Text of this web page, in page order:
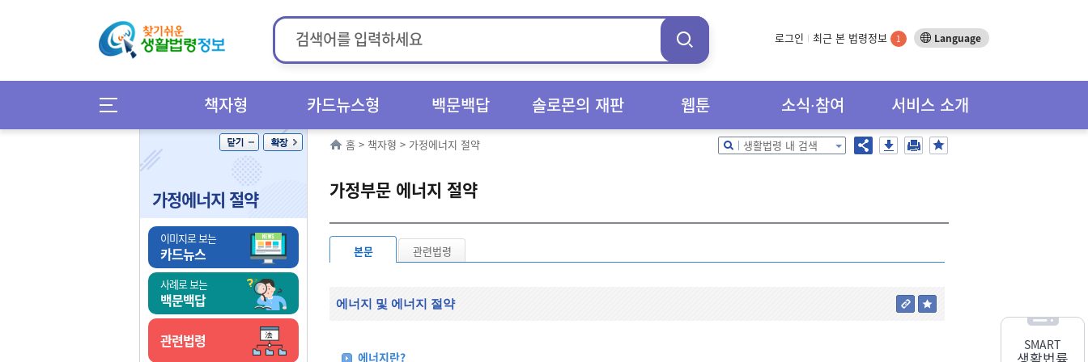
로그인 최근 본 법령정보 1 Language
책자형 카드뉴스형 백문백답 솔로몬의 재판 웹툰 소식∙참여 서비스 소개
SMART
가정에너지 절약
이미지로 보는
카드뉴스
사례로 보는
백문백답
관련법령
홈 > 책자형 > 가정에너지 절약 생활법령 내 검색
가정부문 에너지 절약
본문 관련법령
에너지 및 에너지 절약
에너지란?